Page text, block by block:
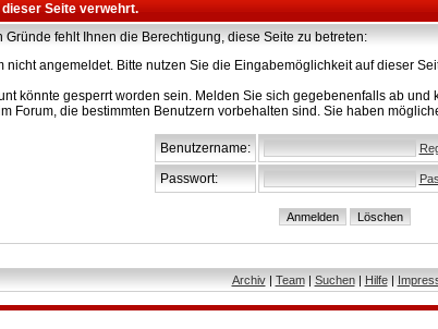
dieser Seite verwehrt.
Gründe fehlt Ihnen die Berechtigung, diese Seite zu betreten:
nicht angemeldet. Bitte nutzen Sie die Eingabemöglichkeit auf dieser
könnte gesperrt worden sein. Melden Sie sich gegebenenfalls ab
Forum, die bestimmten Benutzern vorbehalten sind. Sie haben
Benutzername:
Passwort:
Archiv| Team| Suchen| Hilfe|